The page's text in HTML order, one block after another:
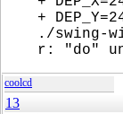
+
./swing-
r: "do"
coolcd
13